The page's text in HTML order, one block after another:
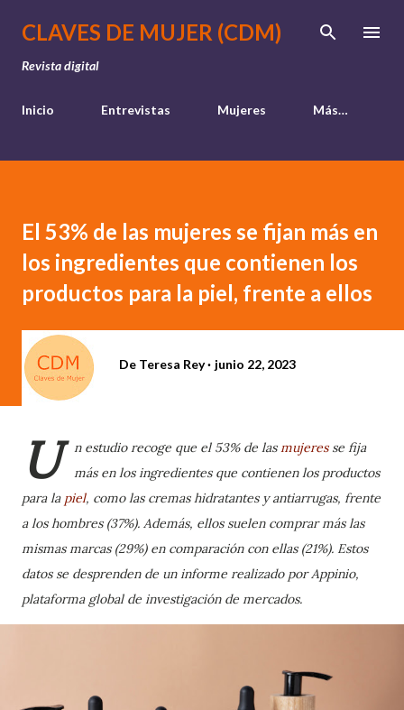
Ir al contenido principal
CLAVES DE MUJER (CDM)
Revista digital
Inicio Entrevistas Mujeres Más…
El 53% de las mujeres se fijan más en
los ingredientes que contienen los
productos para la piel, frente a ellos
De Teresa Rey junio 22, 2023
U n estudio recoge que el 53% de lasmujeres se fija
más en los ingredientes que contienen los productos
para la piel, como las cremas hidratantes y antiarrugas, frente
a los hombres (37%). Además, ellos suelen comprar más las
mismas marcas (29%) en comparación con ellas (21%). Estos
datos se desprenden de un informe realizado por Appinio,
plataforma global de investigación de mercados.